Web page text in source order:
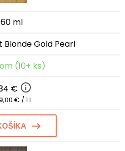
60 ml
Blonde Gold Pearl
(10+ ks)
€
€ / 1 l